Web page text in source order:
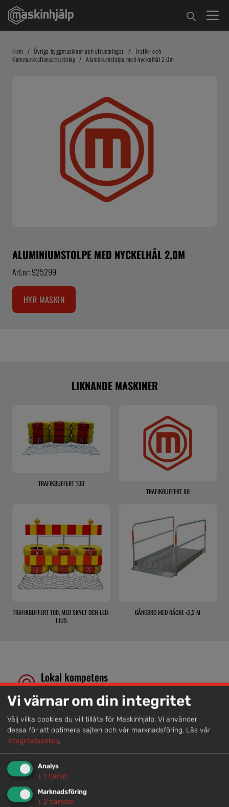
Hem / Övriga byggmaskiner och utrustningar / Trafik- och
Kommunikationsutrustning / Aluminiumstolpe med nyckelhål 2,0m
ALUMINIUMSTOLPE MED NYCKELHÅL 2,0M
Art.nr: 925299
HYR MASKIN
LIKNANDE MASKINER
TRAFIKBUFFERT 100
TRAFIKBUFFERT 80
TRAFIKBUFFERT 100, MED SKYLT OCH LED-
LJUS
GÅNGBRO MED RÄCKE <3,2 M
Lokal kompetens
Genom att samla våra medarbetare lokalt erbjuder vi
helhetslösningar.
Snabb service
Trygg rådgivning
Vi värnar om din integritet
Välj vilka cookies du vill tillåta för Maskinhjälp. Vi använder
dessa för att optimera sajten och vår marknadsföring. Läs vår
integritetspolicy.
Analys
↓ 1 tjänst
Marknadsföring
↓ 2 tjänster